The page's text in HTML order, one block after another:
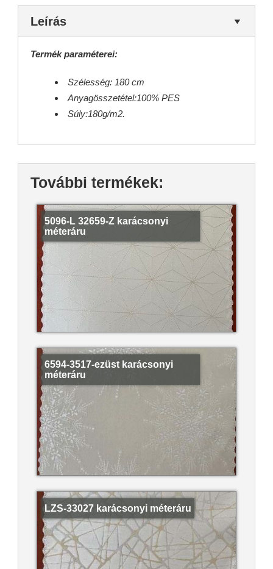
Leírás
Termék paraméterei:
Szélesség: 180 cm
Anyagösszetétel:100% PES
Súly:180g/m2.
További termékek:
5096-L 32659-Z karácsonyi
méteráru
6594-3517-ezüst karácsonyi
méteráru
LZS-33027 karácsonyi méteráru